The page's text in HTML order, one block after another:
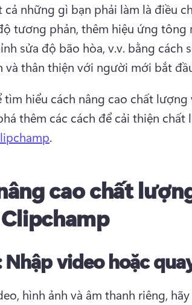
cả những gì bạn phải làm là điều
tương phản, thêm hiệu ứng tông
sửa độ bão hòa, v.v. bằng cách
và thân thiện với người mới bắt
hiểu cách nâng cao chất
thêm các cách để cải thiện
.
cao chất
Nhập video hoặc
hình ảnh và âm thanh riêng,